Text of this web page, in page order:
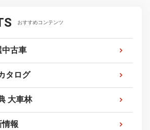
おすすめコンテンツ
古車
タログ
大車林
報